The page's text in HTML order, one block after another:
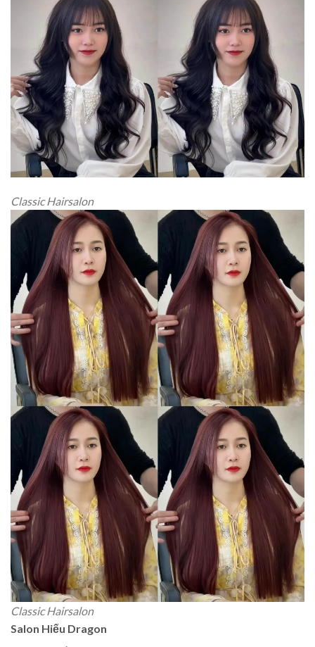
Classic Hairsalon
Classic Hairsalon
Salon Hiếu Dragon